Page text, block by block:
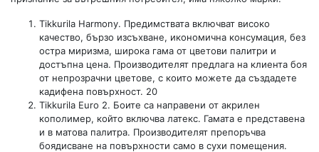
Tikkurila Harmony. Предимствата включват високо
качество, бързо изсъхване, икономична консумация, без
остра миризма, широка гама от цветови палитри и
достъпна цена. Производителят предлага на клиента боя
от непрозрачни цветове, с които можете да създадете
кадифена повърхност. 20
Tikkurila Euro 2. Боите са направени от акрилен
кополимер, който включва латекс. Гамата е представена
и в матова палитра. Производителят препоръчва
боядисване на повърхности само в сухи помещения.